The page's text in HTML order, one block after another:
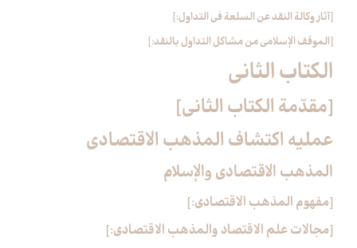
[آثار وكالة النقد عن السلعة في التداول:]
[الموقف الإسلامي من مشاكل التداول بالنقد:]
الكتاب الثاني
[مقدّمة الكتاب الثاني‏]
عمليه اكتشاف المذهب الاقتصادي‏
المذهب الاقتصادي والإسلام‏
[مفهوم المذهب الاقتصادي:]
[مجالات علم الاقتصاد والمذهب الاقتصادي:]